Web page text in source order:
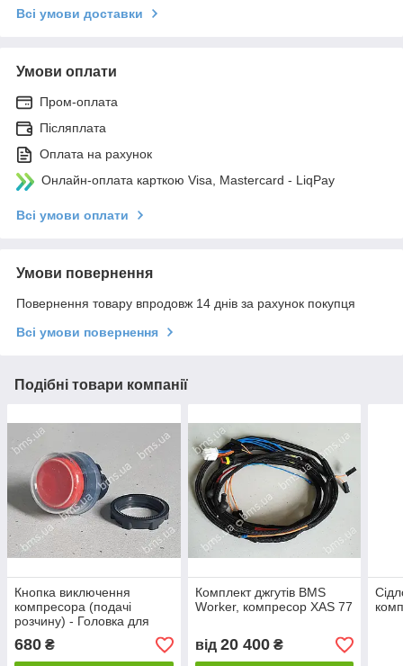
Всі умови доставки
Умови оплати
Пром-оплата
Післяплата
Оплата на рахунок
Онлайн-оплата карткою Visa, Mastercard - LiqPay
Всі умови оплати
Умови повернення
Повернення товару впродовж 14 днів за рахунок покупця
Всі умови повернення
Подібні товари компанії
Кнопка виключення
компресора (подачі
розчину) - Головка для
кнопки червона
680 ₴
Комплект джгутів BMS
Worker, компресор XAS 77
від 20 400₴